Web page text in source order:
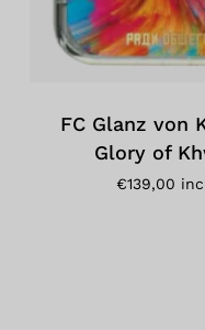
FC Glanz von
Glory of
€139,00